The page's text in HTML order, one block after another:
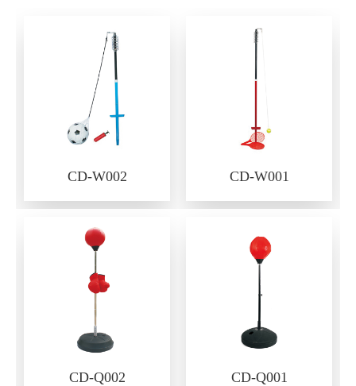
CD-W002 CD-W001
CD-Q002 CD-Q001